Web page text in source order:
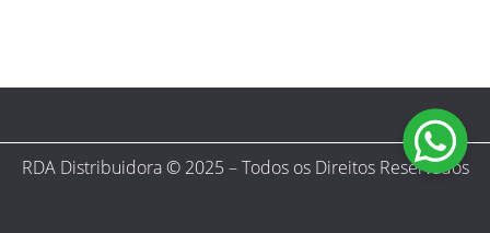
RDA Distribuidora © 2025 – Todos os Direitos Reservados